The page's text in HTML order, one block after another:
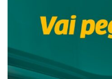
Segurança
Operação da
pessoas em Orleans